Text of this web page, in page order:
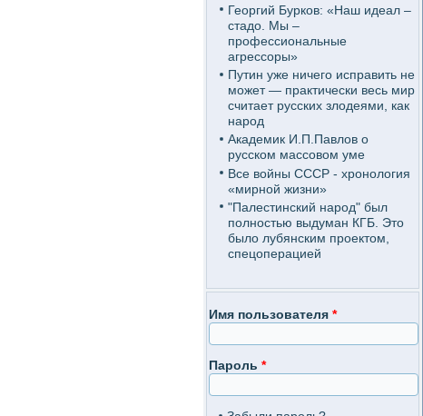
Георгий Бурков: «Наш идеал –
стадо. Мы –
профессиональные
агрессоры»
Путин уже ничего исправить не
может — практически весь мир
считает русских злодеями, как
народ
Академик И.П.Павлов о
русском массовом уме
Все войны СССР - хронология
«мирной жизни»
"Палестинский народ" был
полностью выдуман КГБ. Это
было лубянским проектом,
спецоперацией
Имя пользователя *
Пароль *